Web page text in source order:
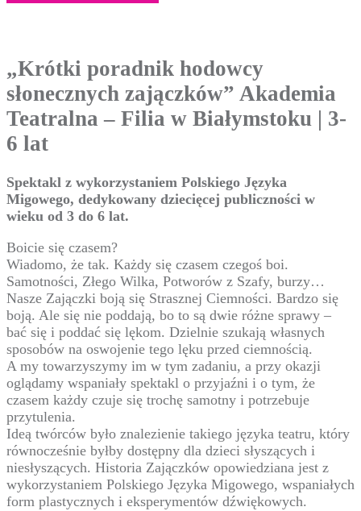
„Krótki poradnik hodowcy
słonecznych zajączków” Akademia
Teatralna – Filia w Białymstoku | 3-
6 lat
Spektakl z wykorzystaniem Polskiego Języka
Migowego, dedykowany dziecięcej publiczności w
wieku od 3 do 6 lat.
Boicie się czasem?
Wiadomo, że tak. Każdy się czasem czegoś boi.
Samotności, Złego Wilka, Potworów z Szafy, burzy…
Nasze Zajączki boją się Strasznej Ciemności. Bardzo się
boją. Ale się nie poddają, bo to są dwie różne sprawy –
bać się i poddać się lękom. Dzielnie szukają własnych
sposobów na oswojenie tego lęku przed ciemnością.
A my towarzyszymy im w tym zadaniu, a przy okazji
oglądamy wspaniały spektakl o przyjaźni i o tym, że
czasem każdy czuje się trochę samotny i potrzebuje
przytulenia.
Ideą twórców było znalezienie takiego języka teatru, który
równocześnie byłby dostępny dla dzieci słyszących i
niesłyszących. Historia Zajączków opowiedziana jest z
wykorzystaniem Polskiego Języka Migowego, wspaniałych
form plastycznych i eksperymentów dźwiękowych.